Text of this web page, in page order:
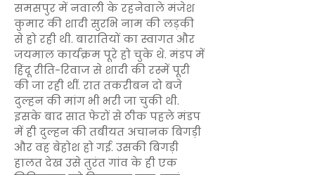
समसपुर में नवाली के रहनेवाले मंजेश
कुमार की शादी सुरभि नाम की लड़की
से हो रही थी. बारातियों का स्वागत और
जयमाल कार्यक्रम पूरे हो चुके थे. मंडप में
हिंदू रीति-रिवाज से शादी की रस्में पूरी
की जा रही थीं. रात तकरीबन दो बजे
दुल्हन की मांग भी भरी जा चुकी थी.
इसके बाद सात फेरों से ठीक पहले मंडप
में ही दुल्हन की तबीयत अचानक बिगड़ी
और वह बेहोश हो गई. उसकी बिगड़ी
हालत देख उसे तुरंत गांव के ही एक